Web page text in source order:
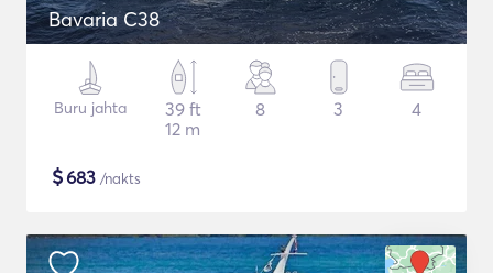
Bavaria C38
Buru jahta
39 ft
12 m
8 3 4
$683 /nakts